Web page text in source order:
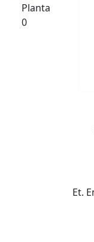
Planta
0
Et.